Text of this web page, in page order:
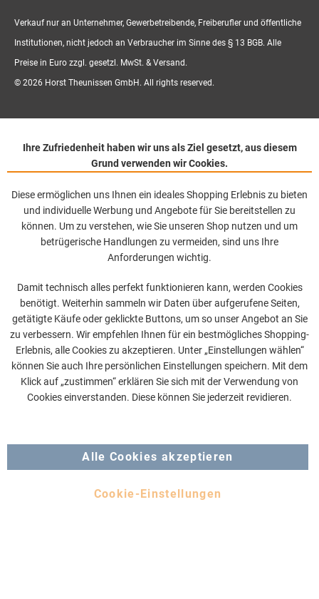
Verkauf nur an Unternehmer, Gewerbetreibende, Freiberufler und öffentliche
Institutionen, nicht jedoch an Verbraucher im Sinne des § 13 BGB. Alle
Preise in Euro zzgl. gesetzl. MwSt. & Versand.
© 2026 Horst Theunissen GmbH. All rights reserved.
Ihre Zufriedenheit haben wir uns als Ziel gesetzt, aus diesem
Grund verwenden wir Cookies.
Diese ermöglichen uns Ihnen ein ideales Shopping Erlebnis zu bieten
und individuelle Werbung und Angebote für Sie bereitstellen zu
können. Um zu verstehen, wie Sie unseren Shop nutzen und um
betrügerische Handlungen zu vermeiden, sind uns Ihre
Anforderungen wichtig.
Damit technisch alles perfekt funktionieren kann, werden Cookies
benötigt. Weiterhin sammeln wir Daten über aufgerufene Seiten,
getätigte Käufe oder geklickte Buttons, um so unser Angebot an Sie
zu verbessern. Wir empfehlen Ihnen für ein bestmögliches Shopping-
Erlebnis, alle Cookies zu akzeptieren. Unter „Einstellungen wählen“
können Sie auch Ihre persönlichen Einstellungen speichern. Mit dem
Klick auf „zustimmen“ erklären Sie sich mit der Verwendung von
Cookies einverstanden. Diese können Sie jederzeit revidieren.
Alle Cookies akzeptieren
Cookie-Einstellungen